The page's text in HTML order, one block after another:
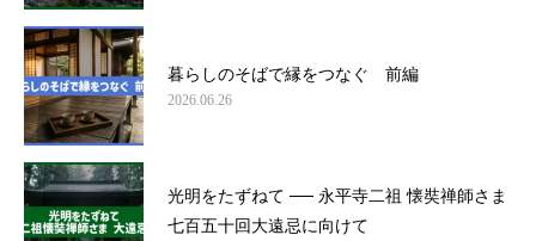
暮らしのそばで縁をつなぐ 前編
2026.06.26
光明をたずねて ── 永平寺二祖 懐奘禅師さま
七百五十回大遠忌に向けて